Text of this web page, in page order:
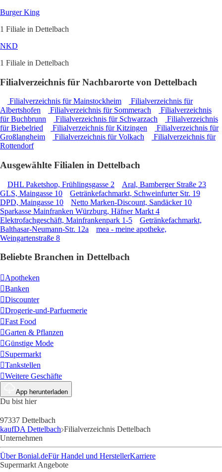
Burger King
1 Filiale in Dettelbach
NKD
1 Filiale in Dettelbach
Filialverzeichnis für Nachbarorte von Dettelbach
Filialverzeichnis für Mainstockheim
Filialverzeichnis für
Albertshofen
Filialverzeichnis für Sommerach
Filialverzeichnis
für Buchbrunn
Filialverzeichnis für Schwarzach
Filialverzeichnis
für Biebelried
Filialverzeichnis für Kitzingen
Filialverzeichnis für
Großlangheim
Filialverzeichnis für Volkach
Filialverzeichnis für
Rottendorf
Ausgewählte Filialen in Dettelbach
DHL Paketshop, Frühlingsgasse 2
Aral, Bamberger Straße 23
GLS, Maingasse 10
Getränkefachmarkt, Schweinfurter Str. 19
DPD, Maingasse 10
Netto Marken-Discount, Sandäcker 10
Sparkasse Mainfranken Würzburg, Häfner Markt 4
Elektrofachgeschäft, Mainfrankenpark 1-5
Getränkefachmarkt,
Balthasar-Neumann-Str. 12a
mea - meine apotheke,
Weingartenstraße 8
Beliebte Branchen in Dettelbach
Apotheken
Banken
Discounter
Drogerie-und-Parfuemerie
Fast Food
Garten & Pflanzen
Günstige Mode
Supermarkt
Tankstellen
Weitere Geschäfte
App herunterladen
Du bist hier
97337 Dettelbach
kaufDA Dettelbach Filialverzeichnis Dettelbach
Unternehmen
Über Bonial.deFür Handel und HerstellerKarriere
Supermarkt Angebote